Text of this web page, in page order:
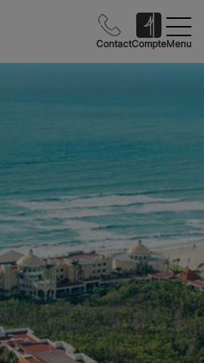
ContactCompteMenu